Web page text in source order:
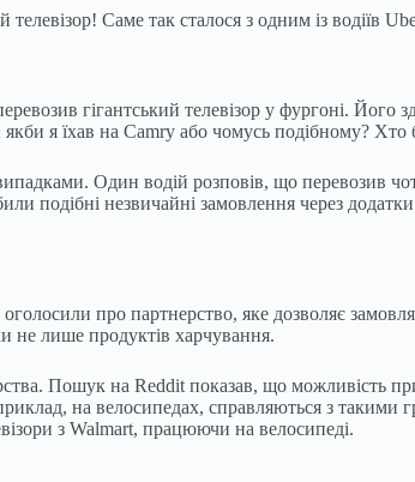
Саме так сталося з одним із водіїв
гігантський телевізор у фургоні.
я їхав на Camry або чомусь подібному? Хто
Один водій розповів, що перевозив
подібні незвичайні замовлення через
про партнерство, яке дозволяє
не лише продуктів харчування.
Пошук на Reddit показав, що можливість
на велосипедах, справляються з
з Walmart, працюючи на велосипеді.